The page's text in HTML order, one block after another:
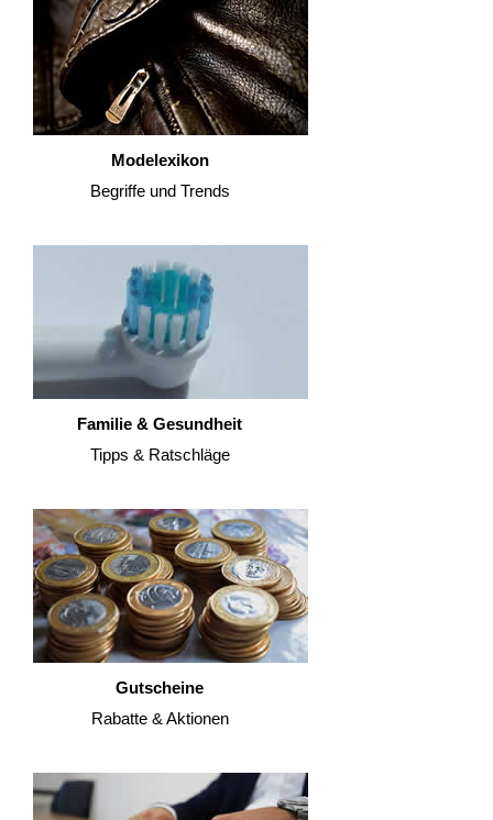
Modelexikon
Begriffe und Trends
Familie & Gesundheit
Tipps & Ratschläge
Gutscheine
Rabatte & Aktionen